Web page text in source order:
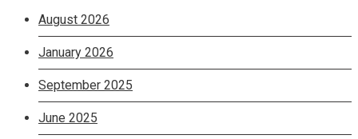
August 2026
January 2026
September 2025
June 2025